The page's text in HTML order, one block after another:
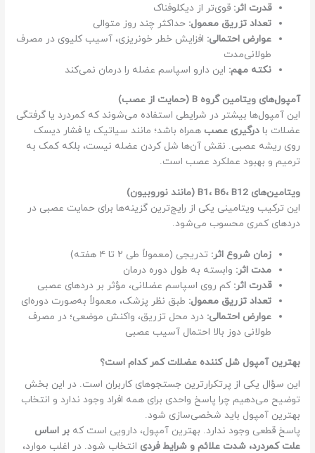
قدرت اثر: قوی‌تر از دیکلوفناک
تعداد تزریق معمول: حداکثر چند روز متوالی
عوارض احتمالی: افزایش خطر خونریزی، آسیب کلیوی در مصرف
طولانی‌مدت
نکته مهم: این دارو اسپاسم عضله را درمان نمی‌کند
آمپول‌های ویتامین گروه B (حمایت از عصب)
این آمپول‌ها بیشتر در شرایطی استفاده می‌شوند که کمردرد یا گرفتگی
عضلات بادرگیری عصب همراه باشد؛ مانند سیاتیک یا فشار دیسک
روی ریشه عصبی. نقش آن‌ها شل کردن عضله نیست، بلکه کمک به
ترمیم و بهبود عملکرد عصب است.
ویتامین‌های B1، B6، B12 (مانند نوروبیون)
این ترکیب ویتامینی یکی از رایج‌ترین گزینه‌ها برای حمایت عصبی در
دردهای کمری محسوب می‌شود.
زمان شروع اثر: تدریجی (معمولاً طی ۲ تا ۴ هفته)
مدت اثر: وابسته به طول دوره درمان
قدرت اثر: کم روی اسپاسم عضلانی، مؤثر بر دردهای عصبی
تعداد تزریق معمول: طبق نظر پزشک، معمولاً به‌صورت دوره‌ای
عوارض احتمالی: درد محل تزریق، واکنش موضعی؛ در مصرف
طولانی دوز بالا احتمال آسیب عصبی
بهترین آمپول شل کننده عضلات کمر کدام است؟
این سؤال یکی از پرتکرارترین جستجوهای کاربران است. در این بخش
توضیح می‌دهیم چرا پاسخ واحدی برای همه افراد وجود ندارد و انتخاب
بهترین آمپول باید شخصی‌سازی شود.
پاسخ قطعی وجود ندارد. بهترین آمپول، دارویی است کهبر اساس
علت کمردرد، شدت علائم و شرایط فردی انتخاب شود. در اغلب موارد،